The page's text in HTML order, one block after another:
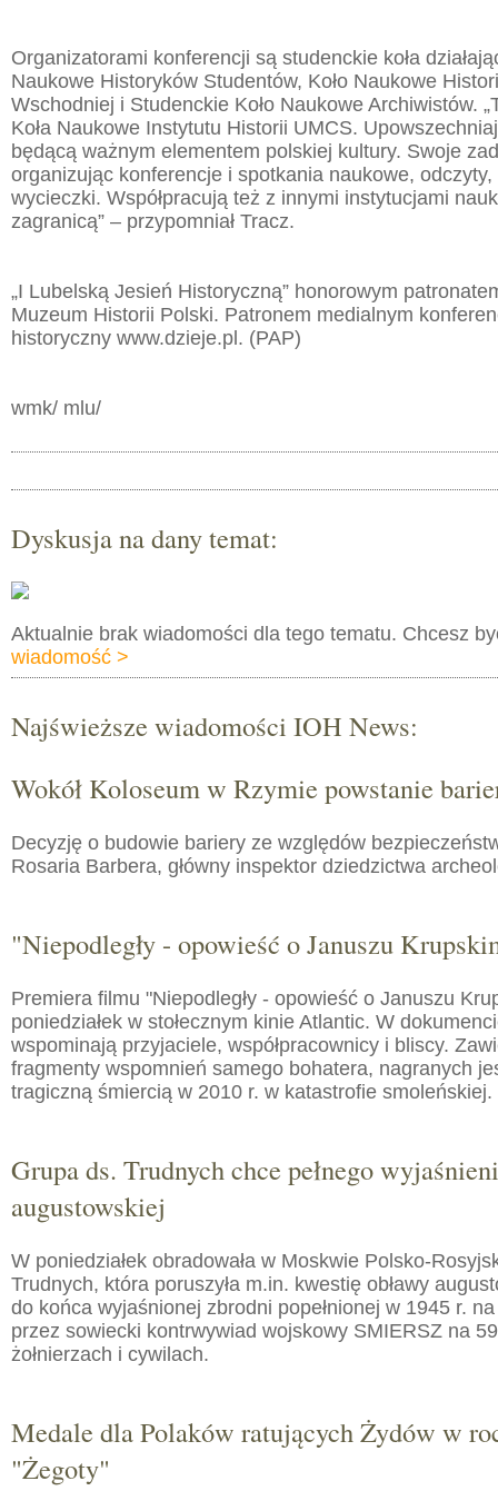
Organizatorami konferencji są studenckie koła
Naukowe Historyków Studentów, Koło Naukowe
Wschodniej i Studenckie Koło Naukowe Archiwistów.
Koła Naukowe Instytutu Historii UMCS.
będącą ważnym elementem polskiej kultury. Swoje
organizując konferencje i spotkania naukowe,
wycieczki. Współpracują też z innymi instytucjami
zagranicą” – przypomniał Tracz.
„I Lubelską Jesień Historyczną” honorowym
Muzeum Historii Polski. Patronem medialnym
historyczny www.dzieje.pl. (PAP)
wmk/ mlu/
Dyskusja na dany temat:
Aktualnie brak wiadomości dla tego tematu. Chcesz
wiadomość >
Najświeższe wiadomości IOH News:
Wokół Koloseum w Rzymie powstanie
Decyzję o budowie bariery ze względów
Rosaria Barbera, główny inspektor dziedzictwa
"Niepodległy - opowieść o Januszu
Premiera filmu "Niepodległy - opowieść o Januszu
poniedziałek w stołecznym kinie Atlantic. W
wspominają przyjaciele, współpracownicy i bliscy.
fragmenty wspomnień samego bohatera, nagranych
tragiczną śmiercią w 2010 r. w katastrofie smoleńskiej.
Grupa ds. Trudnych chce pełnego
augustowskiej
W poniedziałek obradowała w Moskwie Polsko-
Trudnych, która poruszyła m.in. kwestię obławy
do końca wyjaśnionej zbrodni popełnionej w 1945 r.
przez sowiecki kontrwywiad wojskowy SMIERSZ na
żołnierzach i cywilach.
Medale dla Polaków ratujących Żydów w
"Żegoty"